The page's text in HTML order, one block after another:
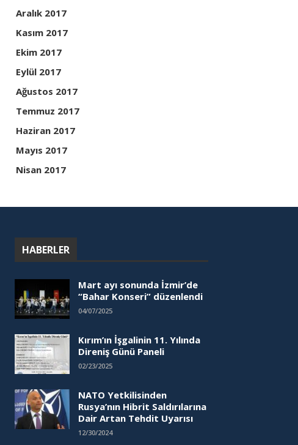
Aralık 2017
Kasım 2017
Ekim 2017
Eylül 2017
Ağustos 2017
Temmuz 2017
Haziran 2017
Mayıs 2017
Nisan 2017
HABERLER
Mart ayı sonunda İzmir’de
“Bahar Konseri” düzenlendi
04/07/2025
Kırım’ın İşgalinin 11. Yılında
Direniş Günü Paneli
02/23/2025
NATO Yetkilisinden
Rusya’nın Hibrit Saldırılarına
Dair Artan Tehdit Uyarısı
12/30/2024